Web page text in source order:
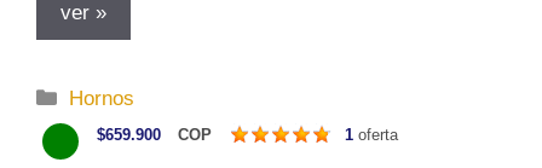
ver »
C
a
t
Hornos
$659.900 COP 1 oferta